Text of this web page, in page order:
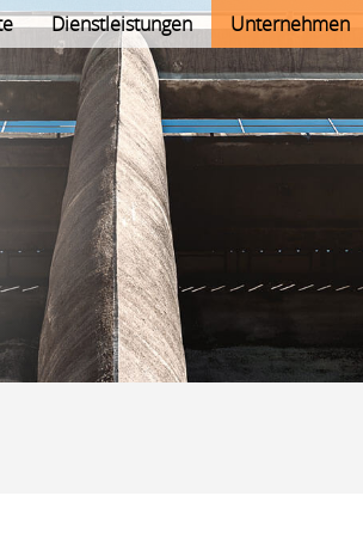
Dienstleistungen Unternehmen